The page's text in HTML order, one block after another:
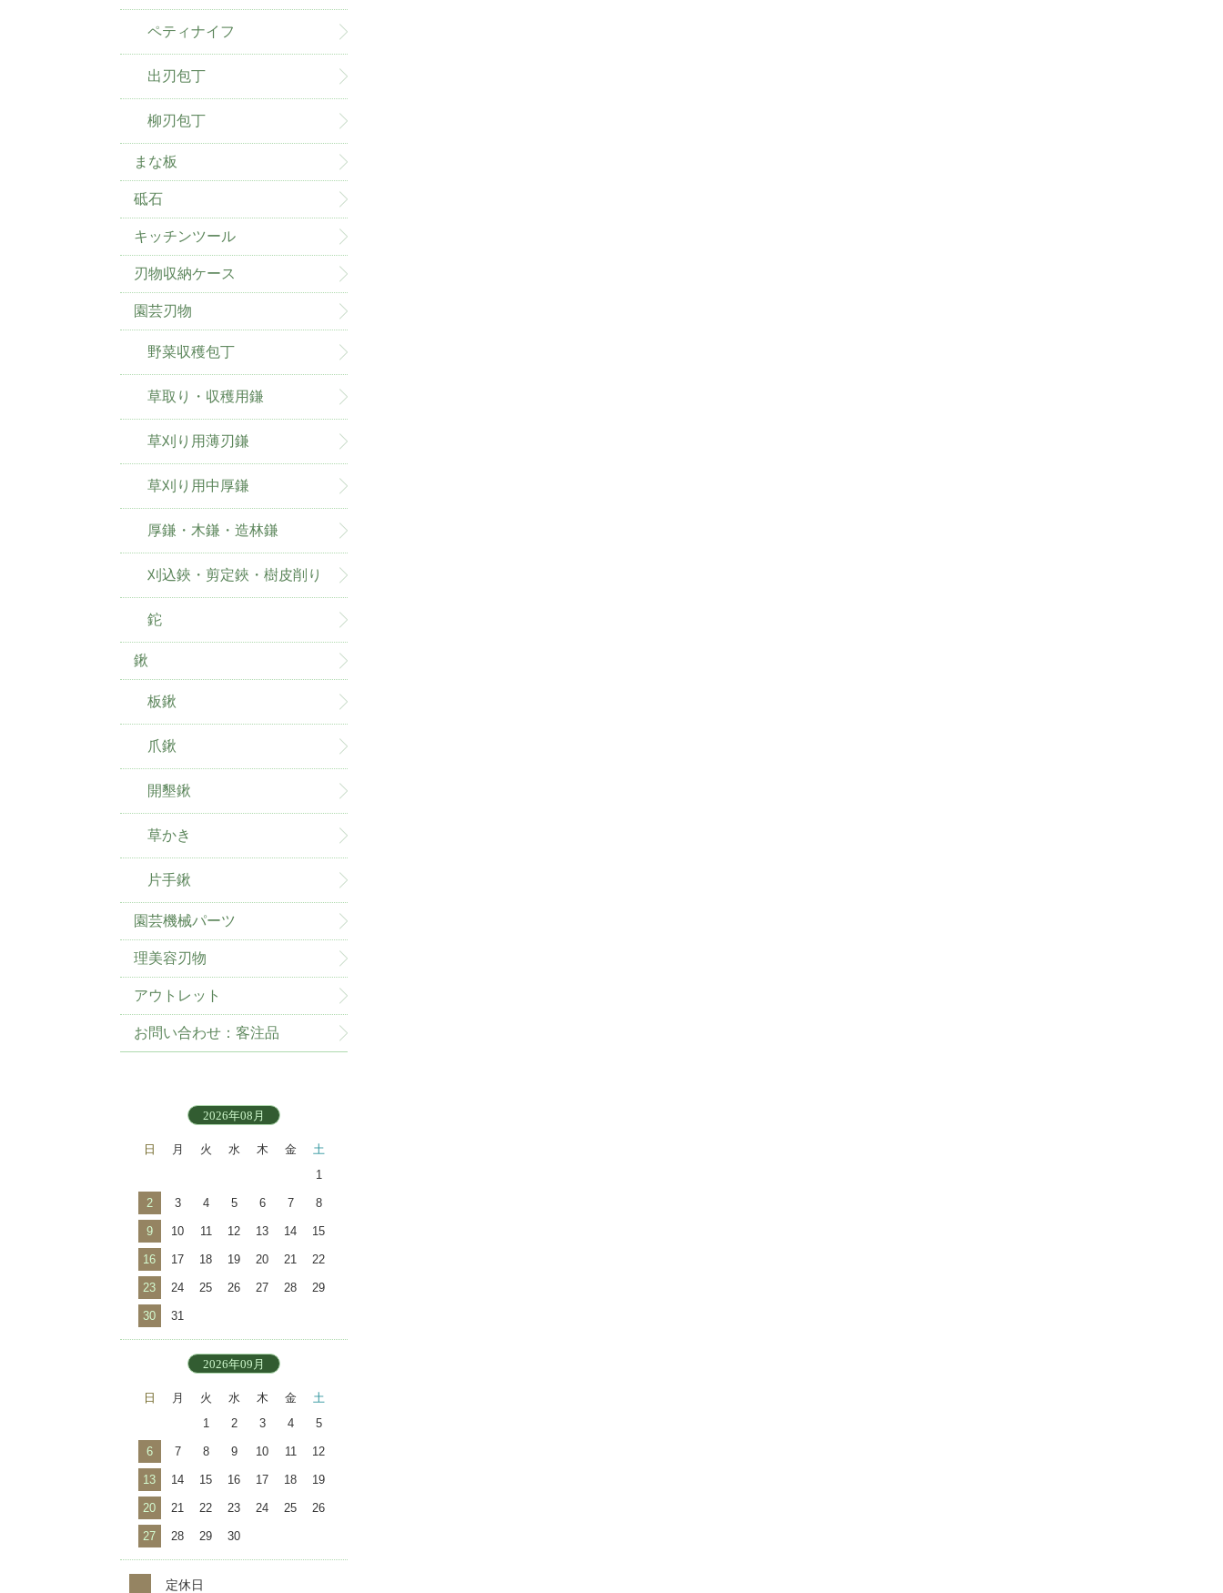
ペティナイフ
出刃包丁
柳刃包丁
まな板
砥石
キッチンツール
刃物収納ケース
園芸刃物
野菜収穫包丁
草取り・収穫用鎌
草刈り用薄刃鎌
草刈り用中厚鎌
厚鎌・木鎌・造林鎌
刈込鋏・剪定鋏・樹皮削り
鉈
鍬
板鍬
爪鍬
開墾鍬
草かき
片手鍬
園芸機械パーツ
理美容刃物
アウトレット
お問い合わせ：客注品
2026年08月
日 月 火 水 木 金
土
1
2 3 4 5 6 7 8
9 10 11 12 13 14 15
16 17 18 19 20 21 22
23 24 25 26 27 28 29
30 31
2026年09月
日 月 火 水 木 金
土
1
2 3 4 5
6 7 8 9 10 11 12
13 14 15 16 17 18 19
20 21 22 23 24 25 26
27 28 29 30
定休日